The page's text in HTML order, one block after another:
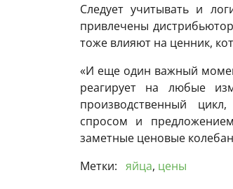
Следует учитывать и
привлечены
тоже влияют на ценник,
«И еще один важный
реагирует на любые
производственный
спросом и
заметные ценовые
Метки: яйца, цены